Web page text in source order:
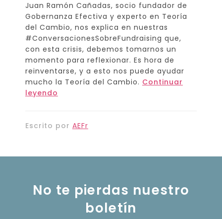
Juan Ramón Cañadas, socio fundador de
Gobernanza Efectiva y experto en Teoría
del Cambio, nos explica en nuestras
#ConversacionesSobreFundraising que,
con esta crisis, debemos tomarnos un
momento para reflexionar. Es hora de
reinventarse, y a esto nos puede ayudar
mucho la Teoría del Cambio. Continuar
leyendo
Escrito por AEFr
No te pierdas nuestro
boletín